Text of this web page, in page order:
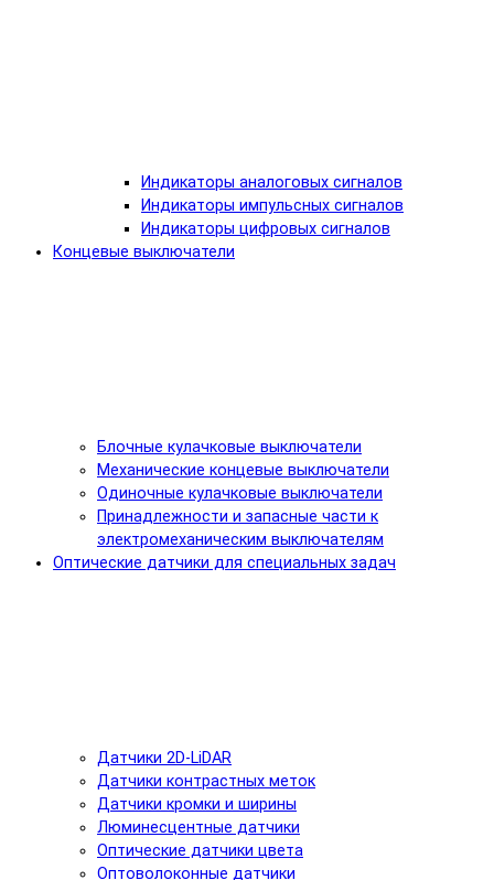
Индикаторы аналоговых сигналов
Индикаторы импульсных сигналов
Индикаторы цифровых сигналов
Концевые выключатели
Блочные кулачковые выключатели
Механические концевые выключатели
Одиночные кулачковые выключатели
Принадлежности и запасные части к
электромеханическим выключателям
Оптические датчики для специальных задач
Датчики 2D-LiDAR
Датчики контрастных меток
Датчики кромки и ширины
Люминесцентные датчики
Оптические датчики цвета
Оптоволоконные датчики